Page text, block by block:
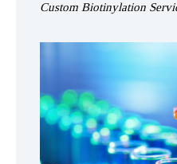
Custom Biotinylation